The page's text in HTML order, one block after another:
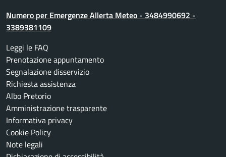
Numero per Emergenze Allerta Meteo - 3484990692 -
3389381109
Leggi le FAQ
Prenotazione appuntamento
Segnalazione disservizio
Richiesta assistenza
Albo Pretorio
Amministrazione trasparente
Informativa privacy
Cookie Policy
Note legali